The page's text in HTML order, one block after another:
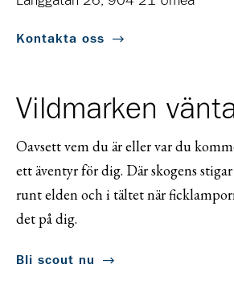
Kontakta oss
Vildmarken
Oavsett vem du är eller var du
ett äventyr för dig. Där skogens
runt elden och i tältet när
det på dig.
Bli scout nu